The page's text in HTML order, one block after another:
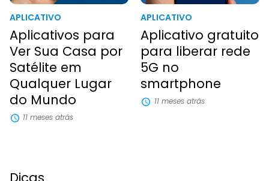
APLICATIVO
Aplicativos para
Ver Sua Casa por
Satélite em
Qualquer Lugar
do Mundo
11 meses atrás
APLICATIVO
Aplicativo gratuito
para liberar rede
5G no
smartphone
11 meses atrás